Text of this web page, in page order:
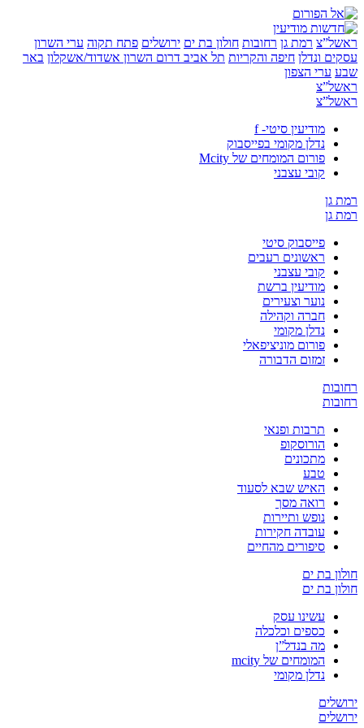
רמת גן רחובות חולון בת ים ירושלים פתח תקוה ערי השרון
ונדלן חיפה והקריות תל אביב דרום השרוןאשדוד/אשקלון באר
ערי הצפון
מודיעין סיטי- f
נדלן מקומי בפייסבוק
פורום המומחים של Mcity
קובי עצבני
פייסבוק סיטי
ראשונים רעבים
קובי עצבני
מודיעין ברשת
נוער וצעירים
חברה וקהילה
נדלן מקומי
פורום מוניציפאלי
זמזום הדבורה
תרבות ופנאי
הורוסקופ
מתכונים
טבע
האיש שבא לסעוד
רואה מסך
נופש ותיירות
עובדה חקירות
סיפורים מהחיים
בת ים
בת ים
עשינו עסק
כספים וכלכלה
מה בנדל”ן
המומחים של mcity
נדלן מקומי